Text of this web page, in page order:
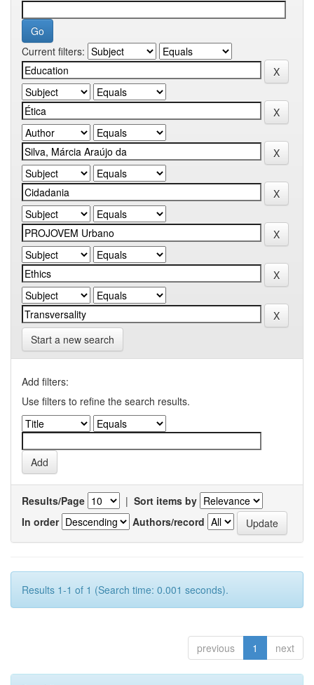
Current filters:
Start a new search
Add filters:
Use filters to refine the search results.
Results/Page | Sort items by
In order
Authors/record
Results 1-1 of 1 (Search time: 0.001 seconds).
previous 1 next